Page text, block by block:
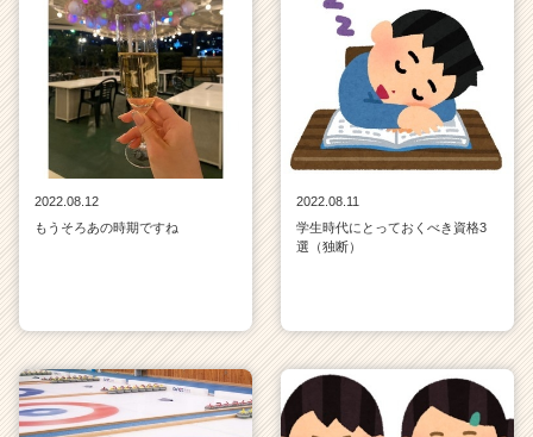
2022.08.12
もうそろあの時期ですね
2022.08.11
学生時代にとっておくべき資格3
選（独断）